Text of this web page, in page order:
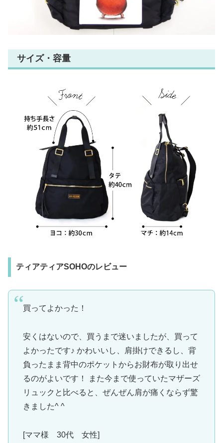
サイズ・容量
ティアティアSOHOのレビュー
買ってよかった！
安くはないので、買うまで迷いましたが、買って
よかったです♪ かわいいし、肩掛けできるし、背
負ったまま背中のポケットからお財布が取り出せ
るのがよいです！ また今まで使っていたマザーズ
リュックと比べると、ぜんぜん肩が痛くならず驚
きました^ ^
[ママ様 30代 女性]